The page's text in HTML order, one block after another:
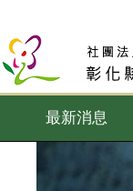
最新消息